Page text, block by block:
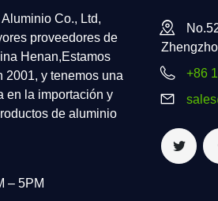
Co., Ltd,
proveedores de
Henan,Estamos
2001, y tenemos una
en la importación y
de aluminio
– 5PM
+86